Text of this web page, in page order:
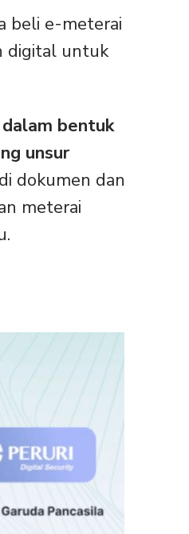
beli e-meterai
digital untuk
bentuk
unsur
dokumen dan
meterai